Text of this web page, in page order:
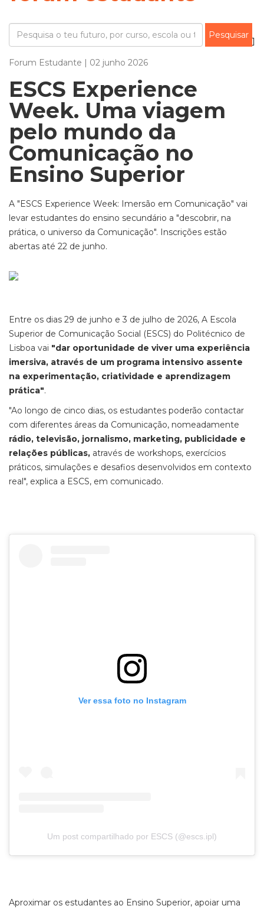
Forum Estudante | 02 junho 2026
ESCS Experience
Week. Uma viagem
pelo mundo da
Comunicação no
Ensino Superior
A "ESCS Experience Week: Imersão em Comunicação" vai
levar estudantes do ensino secundário a "descobrir, na
prática, o universo da Comunicação". Inscrições estão
abertas até 22 de junho.
Entre os dias 29 de junho e 3 de julho de 2026, A Escola
Superior de Comunicação Social (ESCS) do Politécnico de
Lisboa vai "dar oportunidade de viver uma experiência
imersiva, através de um programa intensivo assente
na experimentação, criatividade e aprendizagem
prática".
"Ao longo de cinco dias, os estudantes poderão contactar
com diferentes áreas da Comunicação, nomeadamente
rádio, televisão, jornalismo, marketing, publicidade e
relações públicas, através de workshops, exercícios
práticos, simulações e desafios desenvolvidos em contexto
real", explica a ESCS, em comunicado.
Ver essa foto no Instagram
Um post compartilhado por ESCS (@escs.ipl)
Aproximar os estudantes ao Ensino Superior, apoiar uma